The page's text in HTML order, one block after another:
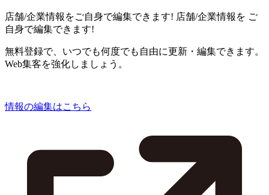
店舗/企業情報をご自身で編集できます! 店舗/企業情報を ご
自身で編集できます!
無料登録で、いつでも何度でも自由に更新・編集できます。
Web集客を強化しましょう。
情報の編集はこちら